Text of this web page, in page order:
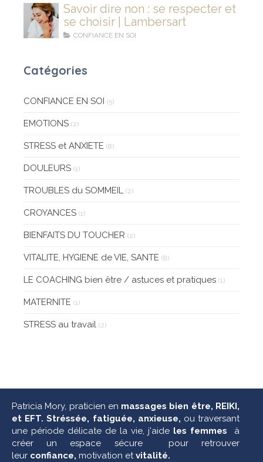
Savoir dire non : se respecter et
se choisir | Lambersart
CONFIANCE EN SOI
Catégories
CONFIANCE EN SOI (5)
EMOTIONS (2)
STRESS et ANXIETE (8)
DOULEURS (1)
TROUBLES du SOMMEIL (2)
CROYANCES (1)
BIENFAITS DU TOUCHER (2)
VITALITE, HYGIENE de VIE, SANTE (8)
LE COACHING bien être / astuces et pratiques (1)
MATERNITE (1)
STRESS au travail (2)
Patricia Mory, praticien en massages bien être, REIKI,
et EFT. Stréssée, fatiguée, anxieuse, ou traversant
une période délicate de la vie, j'aide les femmes
à
créer un espace sécure pour retrouver
leur confiance, motivation etvitalité.